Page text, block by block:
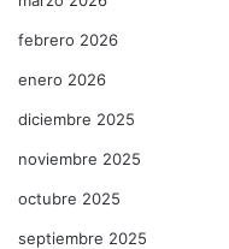
febrero 2026
enero 2026
diciembre 2025
noviembre 2025
octubre 2025
septiembre 2025